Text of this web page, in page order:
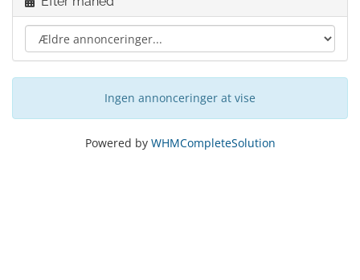
Ingen annonceringer at vise
Powered by WHMCompleteSolution